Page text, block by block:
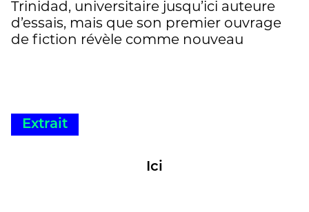
Trinidad, universitaire jusqu’ici auteure
d’essais, mais que son premier ouvrage
de fiction révèle comme nouveau
fois « étrangers » par leurs
préoccupations (enlèvement, métissage,
leur désarroi : des fragments de vie
Extrait
Ici